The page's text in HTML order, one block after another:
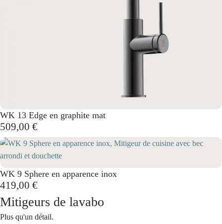
WK 13 Edge en graphite mat
509,00 €
WK 9 Sphere en apparence inox
419,00 €
Mitigeurs de lavabo
Plus qu'un détail.